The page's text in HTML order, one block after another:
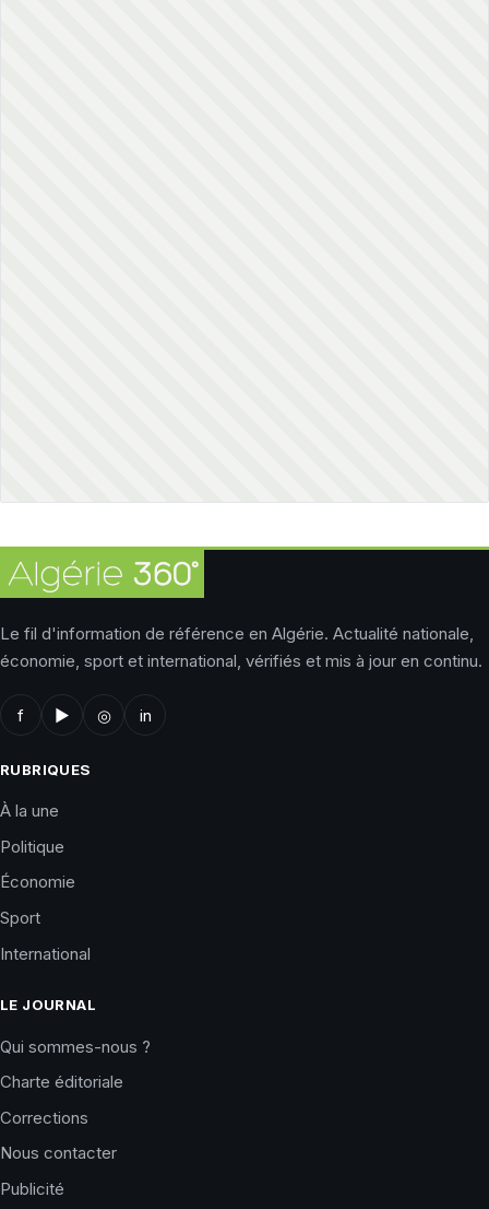
Le fil d'information de référence en Algérie. Actualité nationale,
économie, sport et international, vérifiés et mis à jour en continu.
f ▶ ◎ in
RUBRIQUES
À la une
Politique
Économie
Sport
International
LE JOURNAL
Qui sommes-nous ?
Charte éditoriale
Corrections
Nous contacter
Publicité